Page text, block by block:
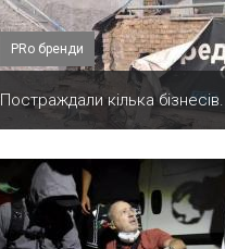
PRо бренди
Постраждали кілька